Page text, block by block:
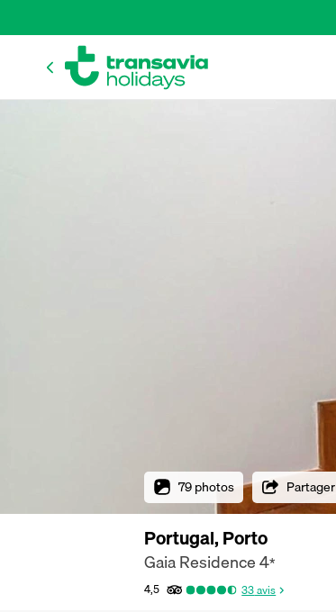
79 photos Partager
Portugal, Porto
Gaia Residence4*
4,5 33avis